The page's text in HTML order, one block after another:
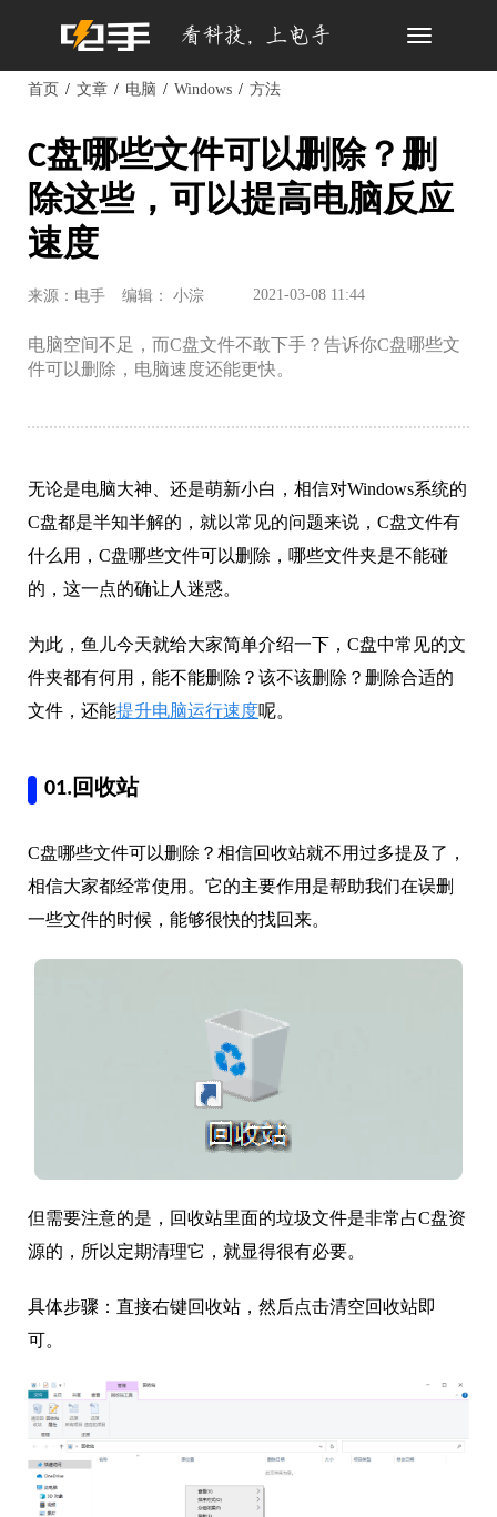
Toggle
首页 文章 电脑 Windows 方法
C盘哪些文件可以删除？删
除这些，可以提高电脑反应
速度
来源：电手 编辑： 小淙 2021-03-08 11:44
电脑空间不足，而C盘文件不敢下手？告诉你C盘哪些文
件可以删除，电脑速度还能更快。
无论是电脑大神、还是萌新小白，相信对Windows系统的
C盘都是半知半解的，就以常见的问题来说，C盘文件有
什么用，C盘哪些文件可以删除，哪些文件夹是不能碰
的，这一点的确让人迷惑。
为此，鱼儿今天就给大家简单介绍一下，C盘中常见的文
件夹都有何用，能不能删除？该不该删除？删除合适的
文件，还能提升电脑运行速度呢。
01.回收站
C盘哪些文件可以删除？相信回收站就不用过多提及了，
相信大家都经常使用。它的主要作用是帮助我们在误删
一些文件的时候，能够很快的找回来。
但需要注意的是，回收站里面的垃圾文件是非常占C盘资
源的，所以定期清理它，就显得很有必要。
具体步骤：直接右键回收站，然后点击清空回收站即
可。